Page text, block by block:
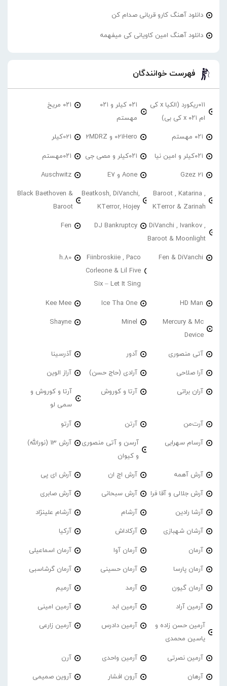
دانلود آهنگ کارو قربانی صدام کن
دانلود آهنگ امین کاویانی کی میفهمه
فهرست خوانندگان
۰۱۱ریکورد (الکیا x کی
ام ۰۲۱ x کی بی)
۰۲۱ کیلر و ۰۲۱
مهستم
۰۲۱ مریخ
۰۲۱ مهستم 021Hero و 2MDRZ 021کیلر
۰۲۱کیلر و امین نیا ۰۲۱کیلر و مصی جی ۰۲۱مهستم
21 Gzez Aone و E7 Auschwitz
Baroot , Katarina ,
KTerror & Zarinah
Beatkosh, DiVanchi,
KTerror, Hojey
Black Baethoven &
Baroot
DiVanchi , Ivankov ,
Baroot & Moonlight
DJ Bankruptcy
Fen
Fen & DiVanchi
Fiinbroskiie , Paco
Corleone & Lil Five
Six – Let It Sing
h.80
HD Man
Ice Tha One
Kee Mee
Mercury & Mc
Device
Minel
Shayne
آتی منصوری آدور آذرسینا
آرا صلاحی آرادی (حاج حسن) آراز الوین
آران براتی آرتا و کوروش
آرتا و کوروش و
سمی لو
آرت‌من آرتن آرتو
آرسام سهرابی
آرسن و آتی منصوری
و کیوان
آرش 13 (نورالله)
آرش آهمه آرش اچ ان آرش ای پی
آرش جلالی و آقا فرا آرش سبحانی آرش صابری
آرشا رادین آرشام آرشام علینژاد
آرشان شهبازی آرکاداش آرکیا
آرمان آرمان آوا آرمان اسماعیلی
آرمان پارسا آرمان حسینی آرمان گرشاسبی
آرمان گیون آرمد آرمیم
آرمین آراد آرمین ابد آرمین امینی
آرمین حسن زاده و
یاسین محمدی
آرمین دادرس آرمین زارعی
آرمین نصرتی آرمین واحدی آرن
آرهان آرون افشار آروین صمیمی